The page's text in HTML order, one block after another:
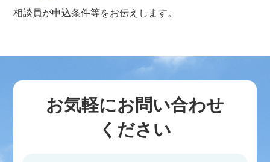
相談員が申込条件等をお伝えします。
お気軽にお問い合わせ
ください